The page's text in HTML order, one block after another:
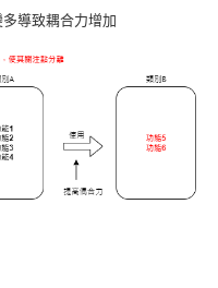
導致耦合力增加